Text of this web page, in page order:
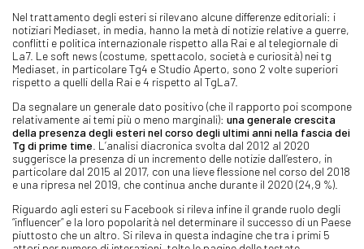
Nel trattamento degli esteri si rilevano alcune differenze editoriali: i
notiziari Mediaset, in media, hanno la metà di notizie relative a guerre,
conflitti e politica internazionale rispetto alla Rai e al telegiornale di
La7. Le soft news (costume, spettacolo, società e curiosità) nei tg
Mediaset, in particolare Tg4 e Studio Aperto, sono 2 volte superiori
rispetto a quelli della Rai e 4 rispetto al TgLa7.
Da segnalare un generale dato positivo (che il rapporto poi scompone
relativamente ai temi più o meno marginali): una generale crescita
della presenza degli esteri nel corso degli ultimi anni nella fascia dei
Tg di prime time . L’analisi diacronica svolta dal 2012 al 2020
suggerisce la presenza di un incremento delle notizie dall’estero, in
particolare dal 2015 al 2017, con una lieve flessione nel corso del 2018
e una ripresa nel 2019, che continua anche durante il 2020 (24,9 %).
Riguardo agli esteri su Facebook si rileva infine il grande ruolo degli
“influencer” e la loro popolarità nel determinare il successo di un Paese
piuttosto che un altro. Si rileva in questa indagine che tra i primi 5